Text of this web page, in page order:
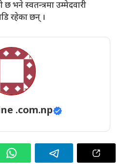
भने स्वतन्त्रमा उम्मेदवारी
रहेका छन् ।
.com.np